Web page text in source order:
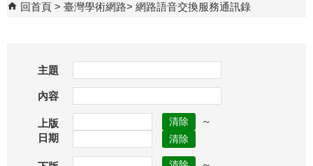
回首頁 臺灣學術網路 網路語音交換服務通訊錄
主題
內容
上版
日期
～